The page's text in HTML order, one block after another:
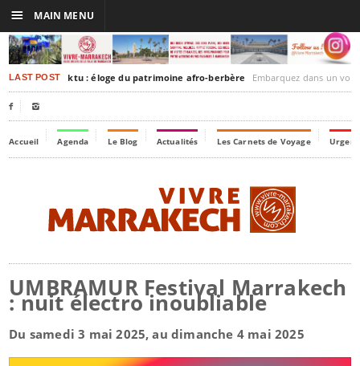
LAST POSTTimbuktu : éloge du patrimoine afro-berbère Embarquez dans un voyage culturel dans le
 
Accueil Agenda Le Blog Actualités Les Carnets de Voyage
UMBRAMUR Festival Marrakech
: nuit électro inoubliable
Du samedi 3 mai 2025, au dimanche 4 mai 2025
☰ MAIN MENU